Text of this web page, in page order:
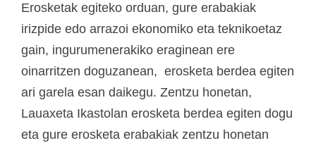
Erosketak egiteko orduan, gure erabakiak
irizpide edo arrazoi ekonomiko eta teknikoetaz
gain, ingurumenerakiko eraginean ere
oinarritzen doguzanean, erosketa berdea egiten
ari garela esan daikegu. Zentzu honetan,
Lauaxeta Ikastolan erosketa berdea egiten dogu
eta gure erosketa erabakiak zentzu honetan